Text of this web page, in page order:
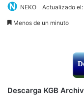
NEKO Actualizado
Menos de un minuto
Descarga KGB